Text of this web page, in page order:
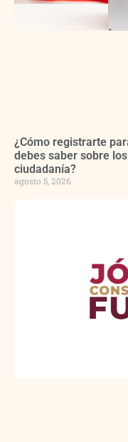
¿Cómo registrarte
debes saber sobre
ciudadanía?
agosto 5, 2026